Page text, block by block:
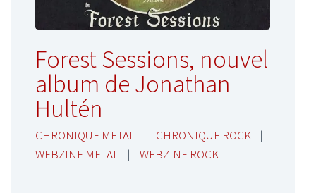
Forest Sessions, nouvel
album de Jonathan
Hultén
CHRONIQUE METAL | CHRONIQUE ROCK
|
WEBZINE METAL
| WEBZINE ROCK